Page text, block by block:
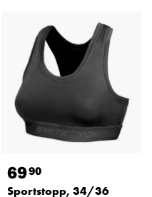
6990
Sportstopp, 34/36